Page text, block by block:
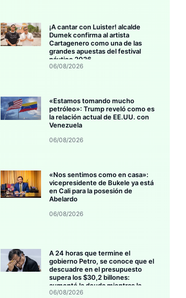
¡A cantar con Luister! alcalde
Dumek confirma al artista
Cartagenero como una de las
grandes apuestas del festival
náutico 2026
06/08/2026
«Estamos tomando mucho
petróleo»: Trump reveló como es
la relación actual de EE.UU. con
Venezuela
06/08/2026
«Nos sentimos como en casa»:
vicepresidente de Bukele ya está
en Cali para la posesión de
Abelardo
06/08/2026
A 24 horas que termine el
gobierno Petro, se conoce que el
descuadre en el presupuesto
supera los $30,2 billones:
aumentó la deuda mientras la
inversión se estanca
06/08/2026